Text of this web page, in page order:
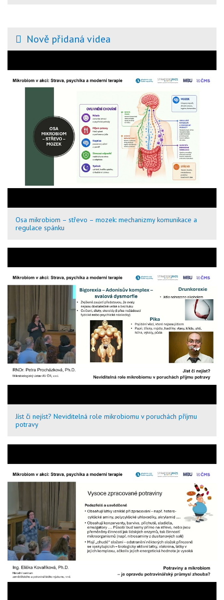
Nově přidaná videa
Osa mikrobiom – střevo – mozek: mechanizmy komunikace a
regulace spánku
Jíst či nejíst? Neviditelná role mikrobiomu v poruchách příjmu
potravy